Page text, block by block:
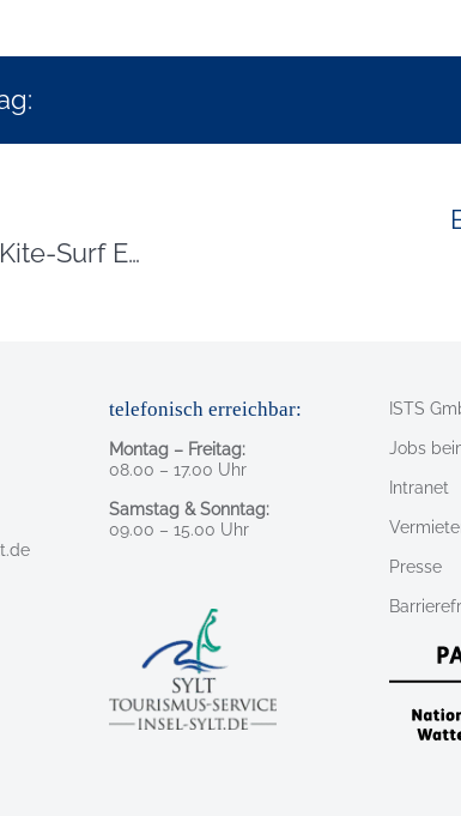
geht mit Siegerzeremonie zu Ende
1 9 9 8 0
9 8 6 0 0 0
sylt.de
telefonisch erreichbar:
Montag – Freitag:
08.00 – 17.00 Uhr
Samstag & Sonntag:
09.00 – 15.00 Uhr
ISTS
Jobs
Intranet
Presse